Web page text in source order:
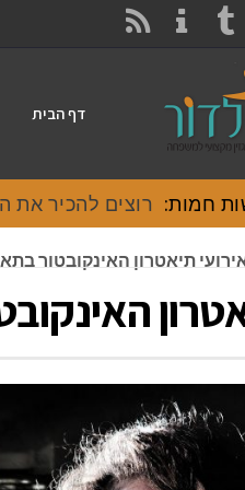
TUMBLR
דף הבית
חמות: רוצים להכיר את
תיאטרון האינקובטור בתאריכים
האינקובטור